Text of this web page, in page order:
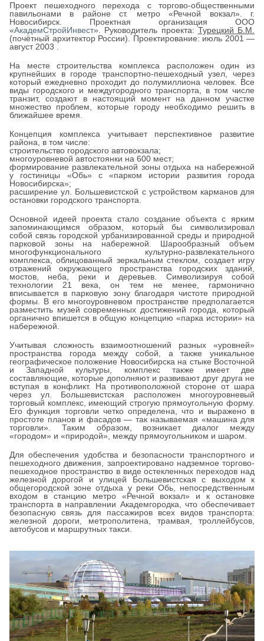
Проект пешеходного перехода с торгово-общественными
павильонами в районе ст. метро «Речной вокзал». г.
Новосибирск. Проектная организация ООО
«АкадемСтройИнвест». Руководитель проекта: Турецкий Б.М.
(почётный архитектор России). Проектирование: июль 2001 —
август 2003 .
На месте строительства комплекса расположен один из
крупнейших в городе транспортно-пешеходный узел, через
который ежедневно проходит до полумиллиона человек. Все
виды городского и междугородного транспорта, в том числе
транзит, создают в настоящий момент на данном участке
множество проблем, которые городу необходимо решить в
ближайшее время.
Концепция комплекса учитывает перспективное развитие
района, в том числе:
строительство городского автовокзала;
многоуровневой автостоянки на 600 мест;
формирование развлекательной зоны отдыха на набережной
у гостиницы «Обь» с «парком истории развития города
Новосибирска»;
расширение ул. Большевистской с устройством карманов для
остановки городского транспорта.
Основной идеей проекта стало создание объекта с ярким
запоминающимся образом, который бы символизировал
собой связь городской урбанизированной среды и природной
парковой зоны на набережной. Шарообразный объем
многофункционального культурно-развлекательного
комплекса, облицованный зеркальным стеклом, создает игру
отражений окружающего пространства городских зданий,
мостов, неба, реки и деревьев. Символизируя собой
технологии 21 века, он тем не менее, гармонично
вписывается в парковую зону благодаря чистоте природной
формы. В его многоуровневом пространстве предполагается
разместить музей современных достижений города, который
органично впишется в общую концепцию «парка истории» на
набережной.
Учитывая сложность взаимоотношений разных «уровней»
пространства города между собой, а также уникальное
географическое положение Новосибирска на стыке Восточной
и Западной культуры, комплекс также имеет две
составляющие, которые дополняют и развивают друг друга не
вступая в конфликт. На противоположной стороне от шара
через ул. Большевистская расположен многоуровневый
торговый комплекс, имеющий строгую прямоугольную форму.
Его функция торговли четко определена, что и выражено в
простоте планов и фасадов — так называемая «машина для
торговли». Таким образом, возникает диалог между
«городом» и «природой», между прямоугольником и шаром.
Для обеспечения удобства и безопасности транспортного и
пешеходного движения, запроектировано надземное торгово-
пешеходное пространство в виде остекленных переходов над
железной дорогой и улицей Большевистская с выходом к
общегородской зоне отдыха у реки Обь, непосредственным
входом в станцию метро «Речной вокзал» и к остановке
транспорта в направлении Академгородка, что обеспечивает
безопасную связь для пассажиров всех видов транспорта:
железной дороги, метрополитена, трамвая, троллейбусов,
автобусов и маршрутных такси.